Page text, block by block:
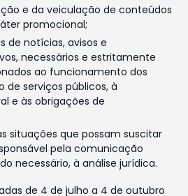
e da veiculação de conteúdos
promocional;
de notícias, avisos e
necessários e estritamente
ao funcionamento dos
de serviços públicos, à
e às obrigações de
situações que possam suscitar
pela comunicação
necessário, à análise jurídica.
de 4 de julho a 4 de outubro